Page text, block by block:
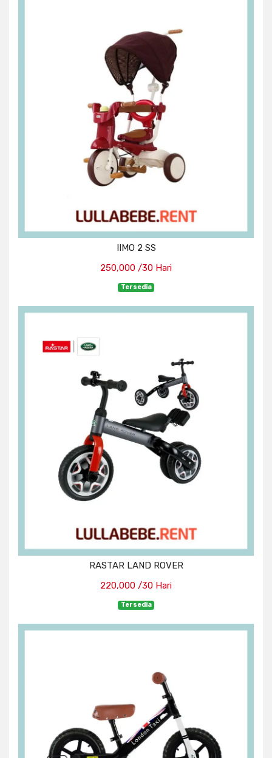
IIMO 2 SS
250,000 /30 Hari
Tersedia
RASTAR LAND ROVER
220,000 /30 Hari
Tersedia